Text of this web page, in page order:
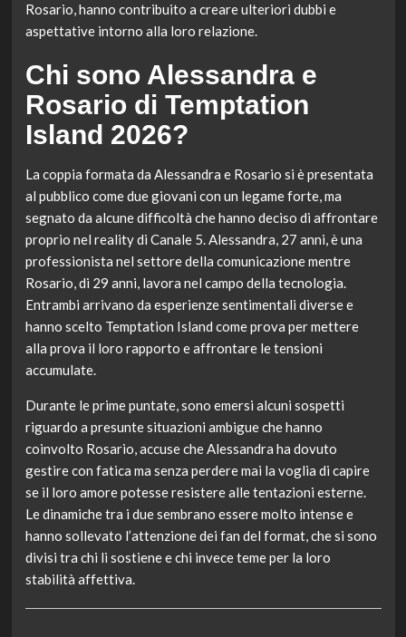
Rosario, hanno contribuito a creare ulteriori dubbi e
aspettative intorno alla loro relazione.
Chi sono Alessandra e
Rosario di Temptation
Island 2026?
La coppia formata da Alessandra e Rosario si è presentata
al pubblico come due giovani con un legame forte, ma
segnato da alcune difficoltà che hanno deciso di affrontare
proprio nel reality di Canale 5. Alessandra, 27 anni, è una
professionista nel settore della comunicazione mentre
Rosario, di 29 anni, lavora nel campo della tecnologia.
Entrambi arrivano da esperienze sentimentali diverse e
hanno scelto Temptation Island come prova per mettere
alla prova il loro rapporto e affrontare le tensioni
accumulate.
Durante le prime puntate, sono emersi alcuni sospetti
riguardo a presunte situazioni ambigue che hanno
coinvolto Rosario, accuse che Alessandra ha dovuto
gestire con fatica ma senza perdere mai la voglia di capire
se il loro amore potesse resistere alle tentazioni esterne.
Le dinamiche tra i due sembrano essere molto intense e
hanno sollevato l’attenzione dei fan del format, che si sono
divisi tra chi li sostiene e chi invece teme per la loro
stabilità affettiva.